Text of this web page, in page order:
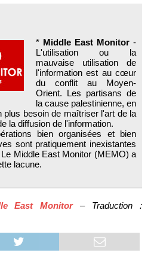
* Middle East Monitor -
L'utilisation ou la
mauvaise utilisation de
l'information est au cœur
du conflit au Moyen-
Orient. Les partisans de
la cause palestinienne, en
plus besoin de maîtriser l'art de la
la diffusion de l'information.
bien organisées et bien
sont pratiquement inexistantes
Middle East Monitor (MEMO) a
lacune.
East Monitor– Traduction :